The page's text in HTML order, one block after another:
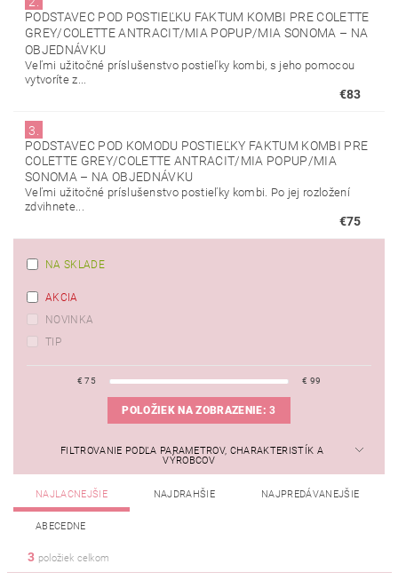
PODSTAVEC POD POSTIEĽKU FAKTUM KOMBI PRE COLETTE
GREY/COLETTE ANTRACIT/MIA POPUP/MIA SONOMA – NA
OBJEDNÁVKU
Veľmi užitočné príslušenstvo postieľky kombi, s jeho pomocou
vytvoríte z...
€83
3.
PODSTAVEC POD KOMODU POSTIEĽKY FAKTUM KOMBI PRE
COLETTE GREY/COLETTE ANTRACIT/MIA POPUP/MIA
SONOMA – NA OBJEDNÁVKU
Veľmi užitočné príslušenstvo postieľky kombi. Po jej rozložení
zdvihnete...
€75
NA SKLADE
AKCIA
NOVINKA
TIP
€75 € 99
POLOŽIEK NA ZOBRAZENIE:3
FILTROVANIE PODĽA PARAMETROV, CHARAKTERISTÍK A
VÝROBCOV
NAJLACNEJŠIE NAJDRAHŠIE NAJPREDÁVANEJŠIE
ABECEDNE
3 položiek celkom